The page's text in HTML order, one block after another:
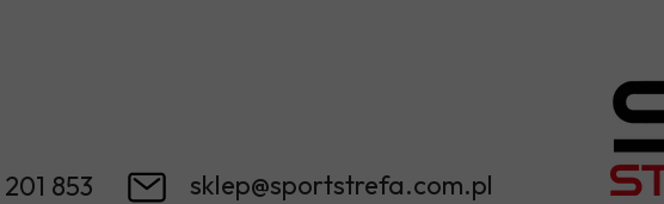
sklep@sportstrefa.com.pl
853